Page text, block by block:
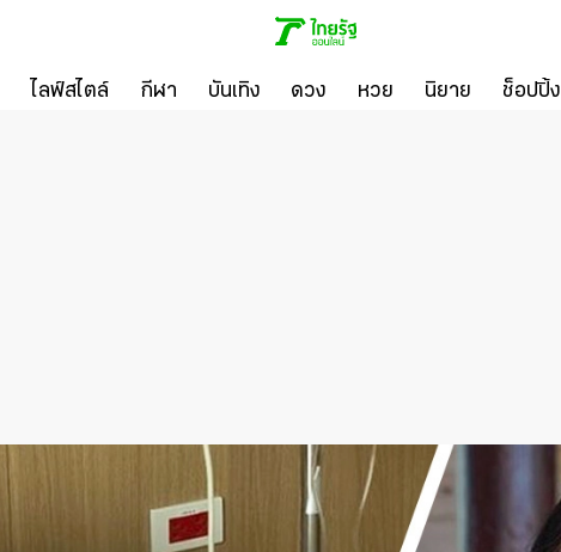
ไลฟ์สไตล์ กีฬา บันเทิง ดวง หวย นิยาย ช็อปปิ้ง